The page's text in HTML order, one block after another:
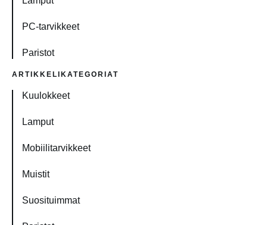
PC-tarvikkeet
Paristot
ARTIKKELIKATEGORIAT
Kuulokkeet
Lamput
Mobiilitarvikkeet
Muistit
Suosituimmat